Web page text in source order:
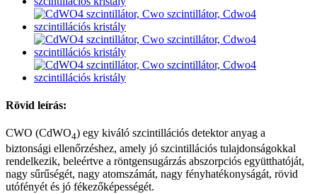
Rövid leírás:
CWO (CdWO4) egy kiváló szcintillációs detektor anyag a
biztonsági ellenőrzéshez, amely jó szcintillációs tulajdonságokkal
rendelkezik, beleértve a röntgensugárzás abszorpciós együtthatóját,
nagy sűrűségét, nagy atomszámát, nagy fényhatékonyságát, rövid
utófényét és jó fékezőképességét.